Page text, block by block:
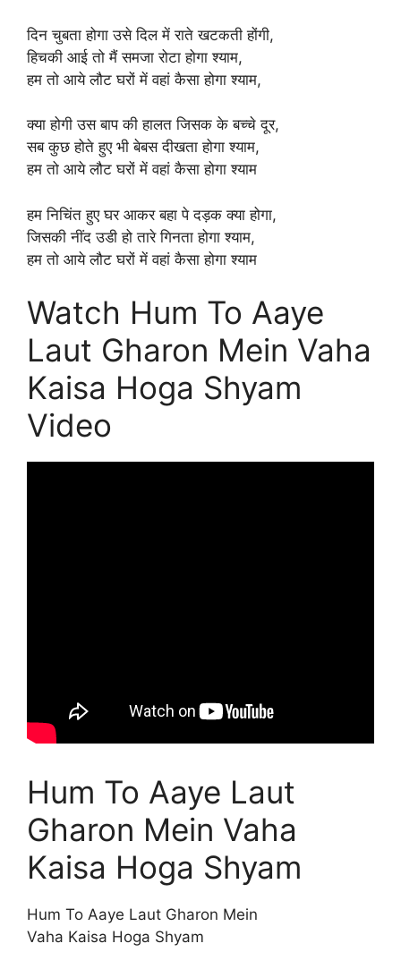
दिन चुबता होगा उसे दिल में राते खटकती होंगी,
हिचकी आई तो मैं समजा रोटा होगा श्याम,
हम तो आये लौट घरों में वहां कैसा होगा श्याम,
क्या होगी उस बाप की हालत जिसक के बच्चे दूर,
सब कुछ होते हुए भी बेबस दीखता होगा श्याम,
हम तो आये लौट घरों में वहां कैसा होगा श्याम
हम निचिंत हुए घर आकर बहा पे दड़क क्या होगा,
जिसकी नींद उडी हो तारे गिनता होगा श्याम,
हम तो आये लौट घरों में वहां कैसा होगा श्याम
Watch Hum To Aaye
Laut Gharon Mein Vaha
Kaisa Hoga Shyam
Video
Hum To Aaye Laut
Gharon Mein Vaha
Kaisa Hoga Shyam
Hum To Aaye Laut Gharon Mein
Vaha Kaisa Hoga Shyam